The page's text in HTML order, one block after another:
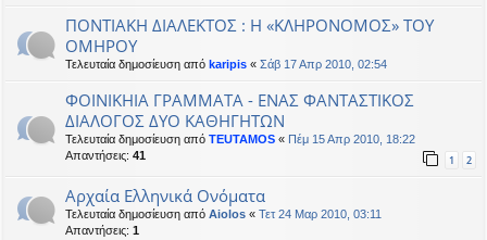
ΠΟΝΤΙΑΚΗ ΔΙΑΛΕΚΤΟΣ : Η «ΚΛΗΡΟΝΟΜΟΣ» ΤΟΥ
ΟΜΗΡΟΥ
Τελευταία δημοσίευση από karipis « Σάβ 17 Απρ 2010, 02:54
ΦΟΙΝΙΚΗΙΑ ΓΡΑΜΜΑΤΑ - ΕΝΑΣ ΦΑΝΤΑΣΤΙΚΟΣ
ΔΙΑΛΟΓΟΣ ΔΥΟ ΚΑΘΗΓΗΤΩΝ
Τελευταία δημοσίευση από TEUTAMOS « Πέμ 15 Απρ 2010, 18:22
Απαντήσεις: 41 1 2
Αρχαία Ελληνικά Ονόματα
Τελευταία δημοσίευση από Aiolos « Τετ 24 Μαρ 2010, 03:11
Απαντήσεις: 1